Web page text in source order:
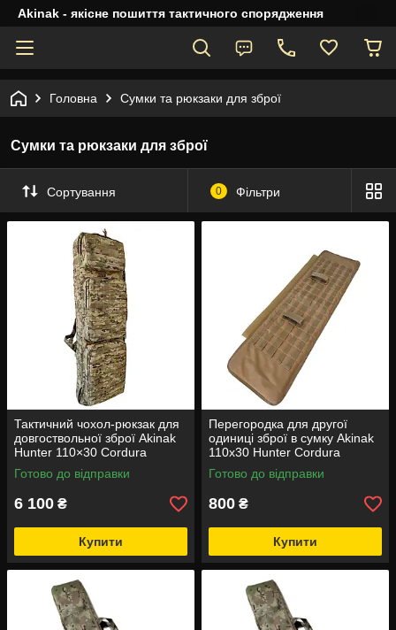
Akinak - якісне пошиття тактичного спорядження
Головна Сумки та рюкзаки для зброї
Сумки та рюкзаки для зброї
Сортування 0 Фільтри
Тактичний чохол-рюкзак для
довгоствольної зброї Akinak
Hunter 110×30 Cordura
MOLLE
Готово до відправки
6 100 ₴
Купити
Перегородка для другої
одиниці зброї в сумку Akinak
110х30 Hunter Cordura
Готово до відправки
800 ₴
Купити